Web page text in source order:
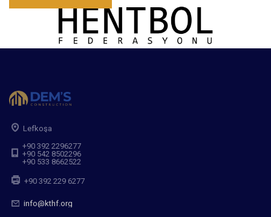
Lefkoşa
+90 392 2296277
+90 542 8502296
+90 533 8662522
+90 392 229 6277
info@kthf.org